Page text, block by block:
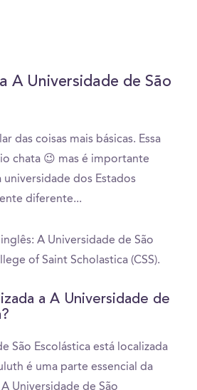
A Universidade de São
das coisas mais básicas. Essa
chata 😉 mas é importante
dos Estados
diferente...
A Universidade de São
of Saint Scholastica (CSS).
a A Universidade de
São Escolástica está localizada
é uma parte essencial da
Universidade de São